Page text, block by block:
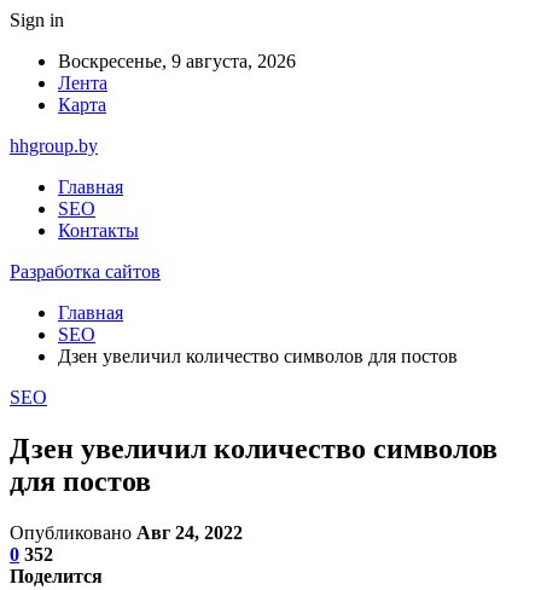
Sign in
Воскресенье, 9 августа, 2026
Лента
Карта
hhgroup.by
Главная
SEO
Контакты
Разработка сайтов
Главная
SEO
Дзен увеличил количество символов для постов
SEO
Дзен увеличил количество символов
для постов
Опубликовано Авг 24, 2022
0 352
Поделится